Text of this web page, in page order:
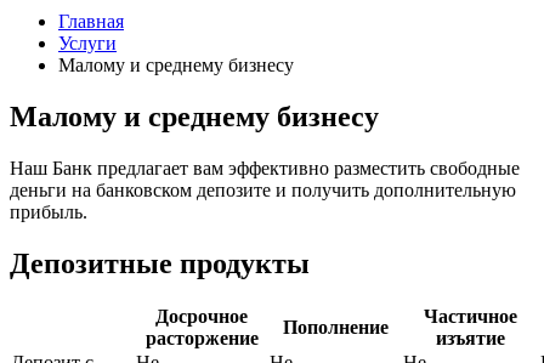
Главная
Услуги
Малому и среднему бизнесу
Малому и среднему бизнесу
Наш Банк предлагает вам эффективно разместить свободные
деньги на банковском депозите и получить дополнительную
прибыль.
Депозитные продукты
Досрочное
расторжение
Пополнение
Частичное
изъятие